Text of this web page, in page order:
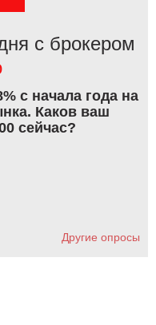
с брокером
с начала года на
Каков ваш
сейчас?
Другие опросы